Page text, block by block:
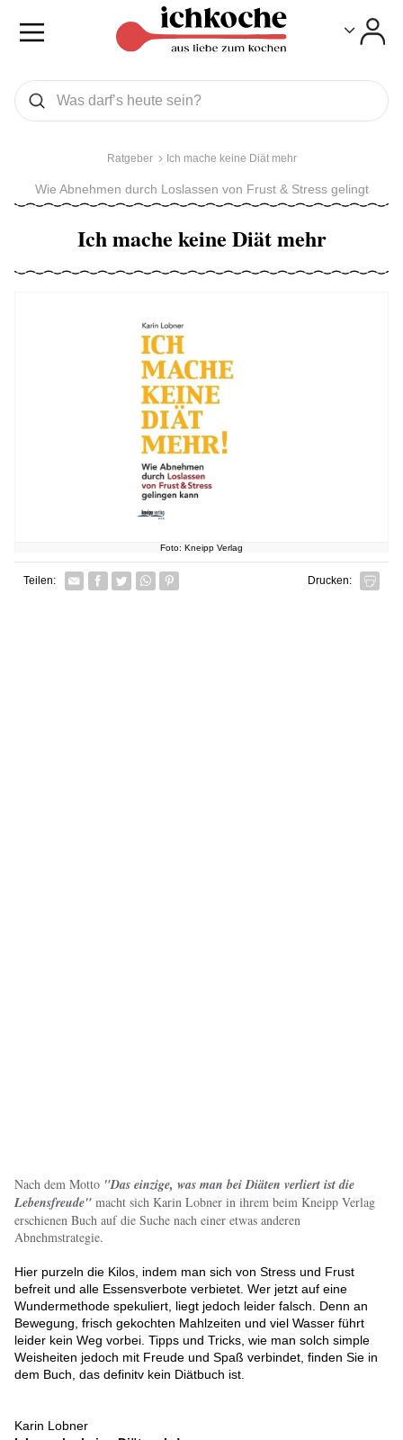
Was wollen Sie suchen
Suchen
Ratgeber Ich mache keine Diät mehr
Wie Abnehmen durch Loslassen von Frust & Stress gelingt
Ich mache keine Diät mehr
Foto: Kneipp Verlag
Teilen: Facebook
TwitterWhatsapp senden
Pin it Drucken:
Nach dem Motto "Das einzige, was man bei Diäten verliert ist die
Lebensfreude" macht sich Karin Lobner in ihrem beim Kneipp Verlag
erschienen Buch auf die Suche nach einer etwas anderen
Abnehmstrategie.
Hier purzeln die Kilos, indem man sich von Stress und Frust
befreit und alle Essensverbote verbietet. Wer jetzt auf eine
Wundermethode spekuliert, liegt jedoch leider falsch. Denn an
Bewegung, frisch gekochten Mahlzeiten und viel Wasser führt
leider kein Weg vorbei. Tipps und Tricks, wie man solch simple
Weisheiten jedoch mit Freude und Spaß verbindet, finden Sie in
dem Buch, das definitv kein Diätbuch ist.
Karin Lobner